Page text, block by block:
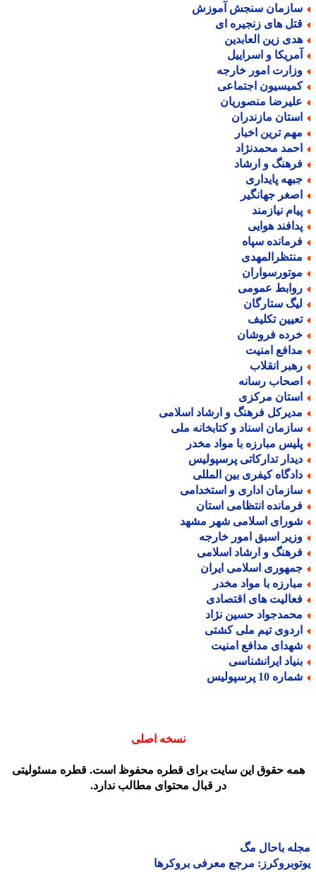
سنجش آموزش
های زنجیره ای
زین العابدین
و اسراییل
امور خارجه
اجتماعی
منصوریان
مازندران
ترین اخبار
محمدنژاد
و ارشاد
پایداری
جهانگیر
نیازمند
هوایی
سپاه
عمومی
ستارگان
تکلیف
فروشان
امنیت
انقلاب
رسانه
مرکزی
فرهنگ و ارشاد اسلامی
اسناد و کتابخانه ملی
مبارزه با مواد مخدر
تدارکاتی پرسپولیس
کیفری بین المللی
اداری و استخدامی
انتظامی استان
اسلامی شهر مشهد
اسبق امور خارجه
و ارشاد اسلامی
اسلامی ایران
با مواد مخدر
های اقتصادی
حسین نژاد
تیم ملی کشتی
مدافع امنیت
ایرانشناسی
10 پرسپولیس
نسخه اصلی
حقوق این سایت برای قطره محفوظ است. قطره مسئولیتی
در قبال محتوای مطالب ندارد.
باحال مگ
مرجع معرفی بروکرها